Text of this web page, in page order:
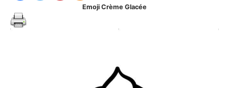
Emoji Crème Glacée